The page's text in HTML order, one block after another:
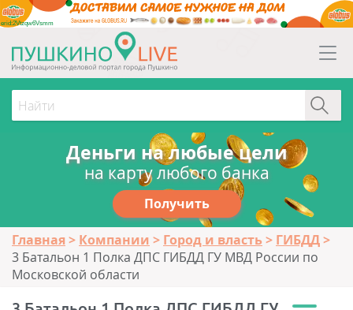
erid:2Vtzqw6Vsmm
Деньги на любые цели
на карту любого банка
Получить
Главная Компании Город и власть
ГИБДД
3 Батальон 1 Полка ДПС ГИБДД ГУ МВД России по
Московской области